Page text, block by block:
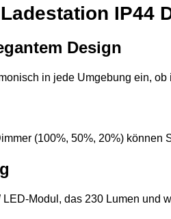
IP44
Design
in jede Umgebung ein,
(100%, 50%, 20%)
Modul, das 230 Lumen und